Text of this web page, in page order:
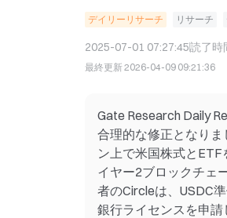
デイリーリサーチ リサーチ
2025-07-01 07:27:45読了時
最終更新2026-04-09 09:21:36
Gate Research Daily
合理的な修正となり
ン上で米国株式と
イヤー2ブロックチェ
者のCircleは、USDC
銀行ライセンスを申